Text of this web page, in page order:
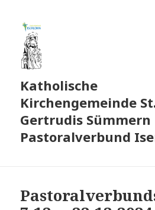
Katholische
Kirchengemeinde
Gertrudis Sümmern
Pastoralverbund